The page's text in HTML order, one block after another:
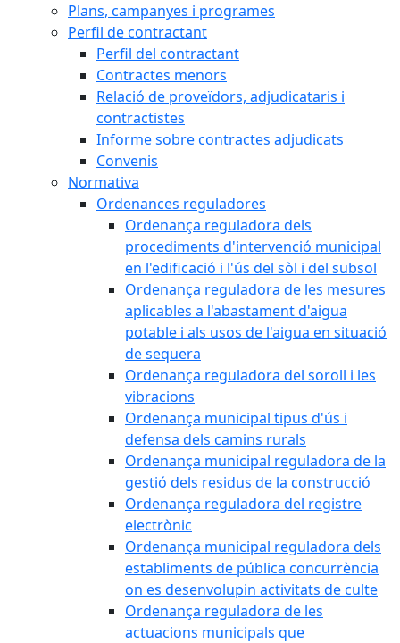
Plans, campanyes i programes
Perfil de contractant
Perfil del contractant
Contractes menors
Relació de proveïdors, adjudicataris i
contractistes
Informe sobre contractes adjudicats
Convenis
Normativa
Ordenances reguladores
Ordenança reguladora dels
procediments d'intervenció municipal
en l'edificació i l'ús del sòl i del subsol
Ordenança reguladora de les mesures
aplicables a l'abastament d'aigua
potable i als usos de l'aigua en situació
de sequera
Ordenança reguladora del soroll i les
vibracions
Ordenança municipal tipus d'ús i
defensa dels camins rurals
Ordenança municipal reguladora de la
gestió dels residus de la construcció
Ordenança reguladora del registre
electrònic
Ordenança municipal reguladora dels
establiments de pública concurrència
on es desenvolupin activitats de culte
Ordenança reguladora de les
actuacions municipals que